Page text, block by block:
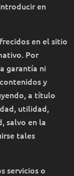
en
en el sitio
Por
garantía ni
y
a título
utilidad,
salvo en la
tales
servicios o